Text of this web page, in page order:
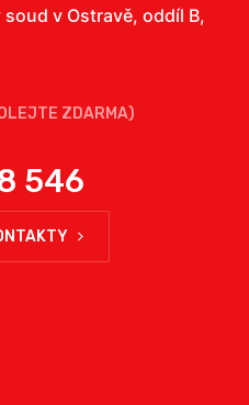
v Ostravě, oddíl B,
ZDARMA)
546